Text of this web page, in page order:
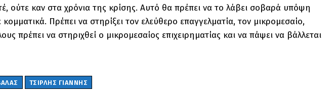
ούτε καν στα χρόνια της κρίσης. Αυτό θα πρέπει να το λάβει σοβαρά υπόψη
Πρέπει να στηρίξει τον ελεύθερο επαγγελματία, τον μικρομεσαίο,
πρέπει να στηριχθεί ο μικρομεσαίος επιχειρηματίας και να πάψει να βάλλεται
ΤΣΙΡΛΗΣ ΓΙΑΝΝΗΣ